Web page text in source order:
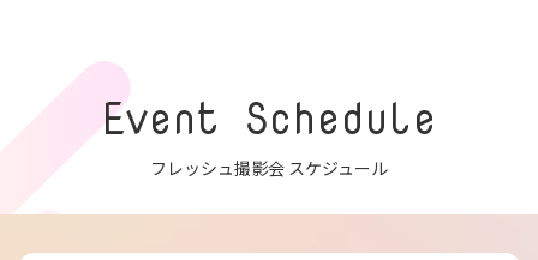
Event Schedule
フレッシュ撮影会 スケジュール